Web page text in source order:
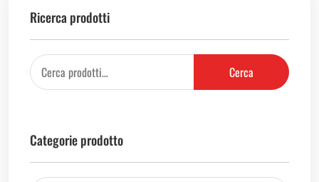
Ricerca prodotti
Cerca
Categorie prodotto